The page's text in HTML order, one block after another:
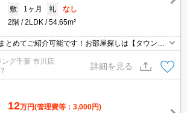
敷
1ヶ月 礼
なし
2階
2LDK 54.65m²
とめてご紹介可能です！お部屋探しは【タウンハ
せください！※オンライン内見・現地待ち合わせ
ださい。
グ千葉 市川店
詳細を見る
12万円(管理費等：3,000円)